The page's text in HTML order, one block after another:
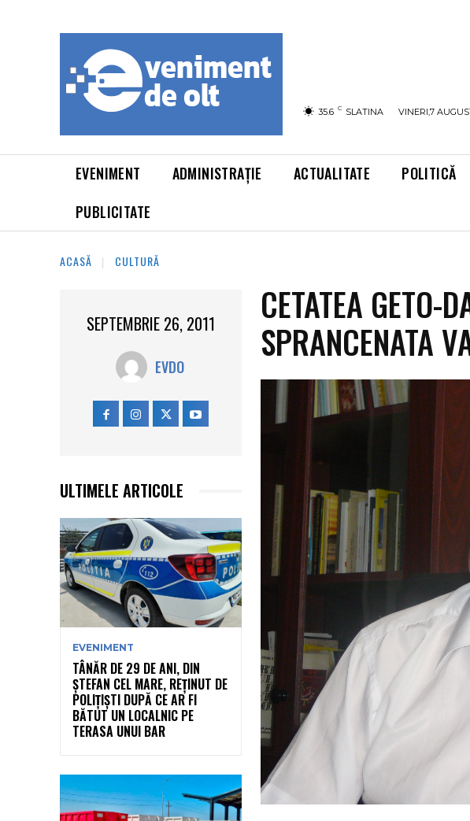
35.6 C SLATINA VINERI,7
EVENIMENT ADMINISTRAȚIE ACTUALITATE POLITICĂ
PUBLICITATE
ACASĂ CULTURĂ
SEPTEMBRIE 26, 2011
EVDO
ULTIMELE ARTICOLE
EVENIMENT
TÂNĂR DE 29 DE ANI, DIN
ȘTEFAN CEL MARE, REȚINUT DE
POLIȚIȘTI DUPĂ CE AR FI
BĂTUT UN LOCALNIC PE
TERASA UNUI BAR
CETATEA GETO-
SPRANCENATA